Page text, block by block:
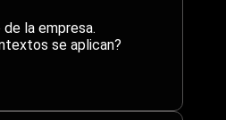
la empresa.
se aplican?